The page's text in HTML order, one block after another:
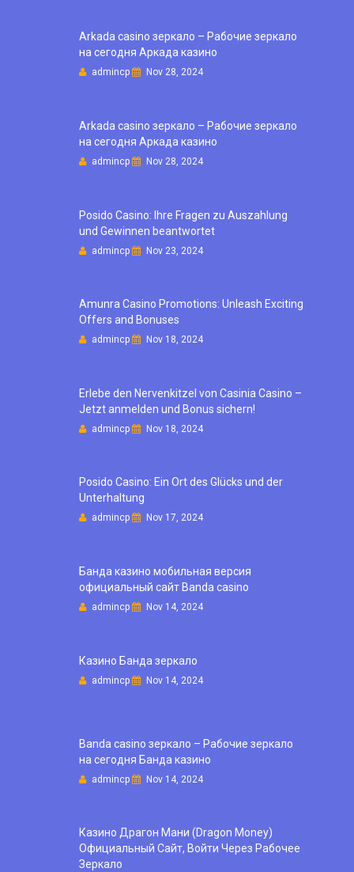
Arkada casino зеркало – Рабочие зеркало
на сегодня Аркада казино
admincp Nov 28, 2024
Arkada casino зеркало – Рабочие зеркало
на сегодня Аркада казино
admincp Nov 28, 2024
Posido Casino: Ihre Fragen zu Auszahlung
und Gewinnen beantwortet
admincp Nov 23, 2024
Amunra Casino Promotions: Unleash Exciting
Offers and Bonuses
admincp Nov 18, 2024
Erlebe den Nervenkitzel von Casinia Casino –
Jetzt anmelden und Bonus sichern!
admincp Nov 18, 2024
Posido Casino: Ein Ort des Glücks und der
Unterhaltung
admincp Nov 17, 2024
Банда казино мобильная версия
официальный сайт Banda casino
admincp Nov 14, 2024
Казино Банда зеркало
admincp Nov 14, 2024
Banda casino зеркало – Рабочие зеркало
на сегодня Банда казино
admincp Nov 14, 2024
Казино Драгон Мани (Dragon Money)
Официальный Сайт, Войти Через Рабочее
Зеркало